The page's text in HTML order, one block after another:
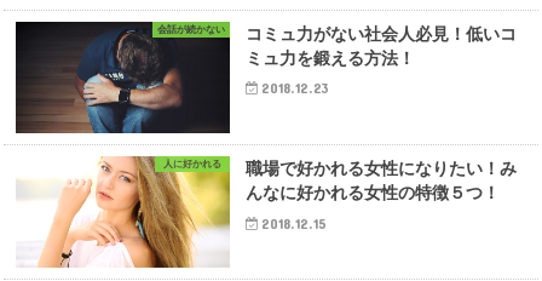
会話が続かない
コミュ力がない社会人必見！低いコ
ミュ力を鍛える方法！
2018.12.23
人に好かれる
職場で好かれる女性になりたい！み
んなに好かれる女性の特徴５つ！
2018.12.15